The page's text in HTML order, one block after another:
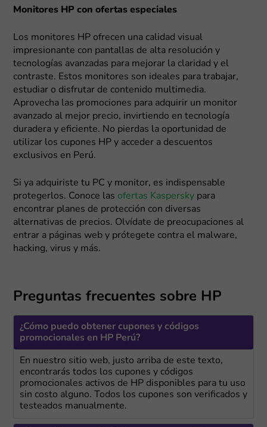
Monitores HP con ofertas especiales
Los monitores HP ofrecen una calidad visual
impresionante con pantallas de alta resolución y
tecnologías avanzadas para mejorar la claridad y el
contraste. Estos monitores son ideales para trabajar,
estudiar o disfrutar de contenido multimedia.
Aprovecha las promociones para adquirir un monitor
avanzado al mejor precio, invirtiendo en tecnología
duradera y eficiente. No pierdas la oportunidad de
utilizar los cupones HP y acceder a descuentos
exclusivos en Perú.
Si ya adquiriste tu PC y monitor, es indispensable
protegerlos. Conoce las ofertas Kaspersky para
encontrar planes de protección con diversas
alternativas de precios. Olvídate de preocupaciones al
entrar a páginas web y prótegete contra el malware,
hacking, virus y más.
Preguntas frecuentes sobre HP
¿Cómo puedo obtener cupones y códigos
promocionales en HP Perú?
En nuestro sitio web, justo arriba de este texto,
encontrarás todos los cupones y códigos
promocionales activos de HP disponibles para tu uso
sin costo alguno. Todos los cupones son verificados y
testeados manualmente.